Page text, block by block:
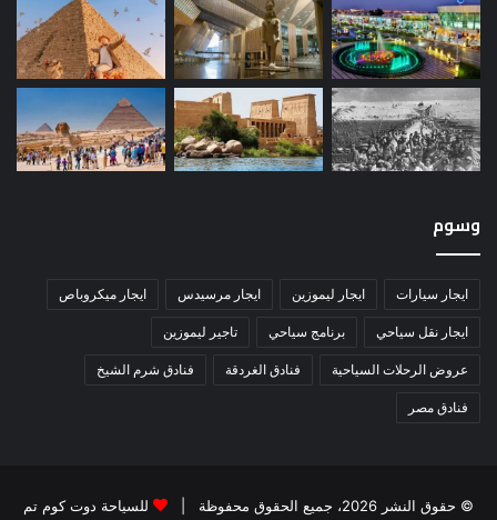
وسوم
ايجار سيارات ايجار ليموزين ايجار مرسيدس ايجار ميكروباص
ايجار نقل سياحي برنامج سياحي تاجير ليموزين
عروض الرحلات السياحية فنادق الغردقة فنادق شرم الشيخ
فنادق مصر
© حقوق النشر 2026، جميع الحقوق محفوظة | للسياحة دوت كوم تم